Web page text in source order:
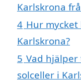
Karlskrona
4 Hur
Karlskrona?
5 Vad
solceller i